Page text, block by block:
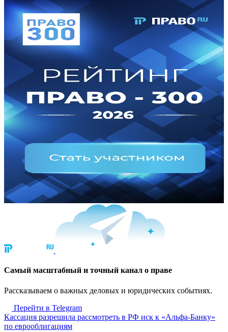
Cамый масштабный и точный канал о праве
Рассказываем о важных деловых и юридических событиях.
Перейти в Telegram
Кассация разрешила рассмотреть в РФ иск к «Альфа-Банку»
по еврооблигациям